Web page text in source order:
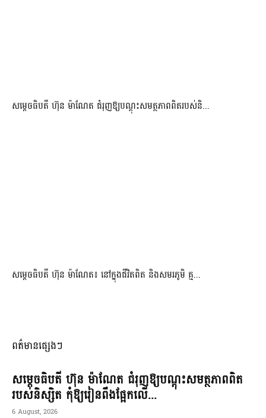
សម្តេចធិបតី ហ៊ុន ម៉ាណែត ជំរុញឱ្យបណ្តុះសមត្ថភាពពិតរបស់និ...
សម្តេចធិបតី ហ៊ុន ម៉ាណែត៖ នៅក្នុងជីវិតពិត និងសមរភូមិ គ្ម...
ពត៌មានផ្សេងៗ
សម្តេចធិបតី ហ៊ុន ម៉ាណែត ជំរុញឱ្យបណ្តុះសមត្ថភាពពិត
របស់និស្សិត កុំឱ្យរៀនពឹងផ្អែកលើ...
6 August, 2026